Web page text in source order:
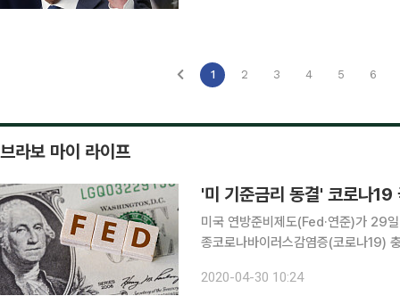
1 2 3 4 5 6
브라보 마이 라이프
'미 기준금리 동결' 코로나19
미국 연방준비제도(Fed·연준)가 29
종코로나바이러스감염증(코로나19)
리인 연방기금금리(FFR)을 동결했다.
2020-04-30 10:24